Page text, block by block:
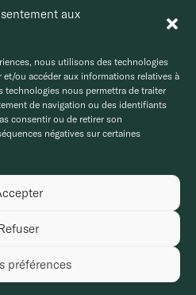
aux
nous utilisons des technologies
ou accéder aux informations relatives à
technologies nous permettra de traiter
de navigation ou des identifiants
consentir ou de retirer son
négatives sur certaines
préférences